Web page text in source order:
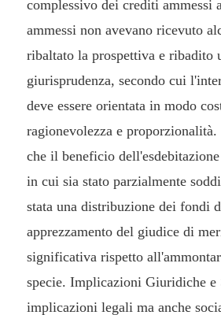
complessivo dei crediti
ammessi non avevano ricevuto
ribaltato la prospettiva e ribadito
giurisprudenza, secondo cui
deve essere orientata in modo
ragionevolezza e
che il beneficio
in cui sia stato parzialmente
stata una distribuzione dei fondi
apprezzamento del giudice di
significativa rispetto
specie. Implicazioni Giuridiche
implicazioni legali ma anche